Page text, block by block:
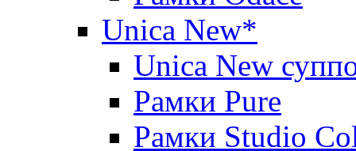
Unica New*
Unica New
Рамки Pure
Рамки Studio